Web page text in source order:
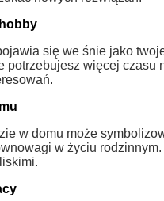
się we śnie jako
potrzebujesz więcej czasu
w domu może
w życiu